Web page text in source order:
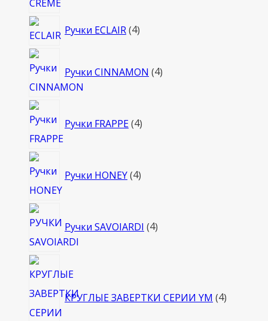
Ручки ECLAIR 44
Ручки CINNAMON 4товара
Ручки FRAPPE 4товара
Ручки HONEY 4товара
Ручки SAVOIARDI 4товара
КРУГЛЫЕ ЗАВЕРТКИ СЕРИИ YM 4